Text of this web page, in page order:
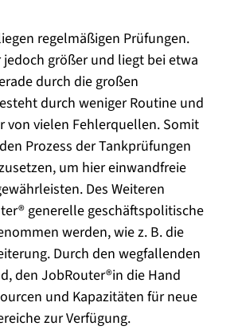
regelmäßigen Prüfungen.
größer und liegt bei etwa
durch die großen
durch weniger Routine und
von vielen Fehlerquellen. Somit
Prozess der Tankprüfungen
um hier einwandfreie
Des Weiteren
generelle geschäftspolitische
werden, wie z. B. die
Durch den wegfallenden
den JobRouter®in die Hand
und Kapazitäten für neue
zur Verfügung.